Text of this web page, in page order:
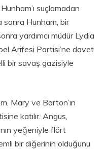
suçlamadan
sonra Hunham, bir
yardımcı müdür Lydia
Arifesi Partisi’ne davet
bir savaş gazisiyle
Mary ve Barton’ın
katılır. Angus,
yeğeniyle flört
bir diğerinin olduğunu